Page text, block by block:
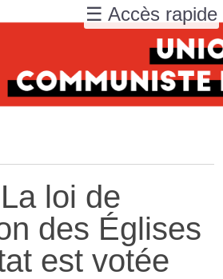
loi de
des Églises
est votée
☰ Accès rapide